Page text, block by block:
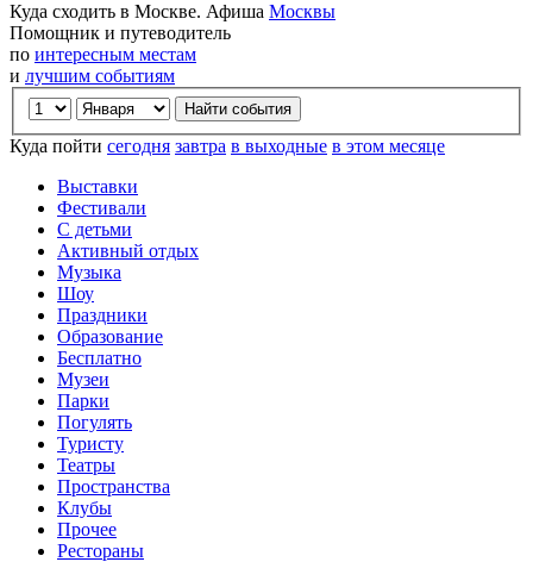
Куда сходить в Москве. Афиша Москвы
Помощник и путеводитель
по интересным местам
и лучшим событиям
Куда пойти сегодня завтра в выходные в этом месяце
Выставки
Фестивали
С детьми
Активный отдых
Музыка
Шоу
Праздники
Образование
Бесплатно
Музеи
Парки
Погулять
Туристу
Театры
Пространства
Клубы
Прочее
Рестораны